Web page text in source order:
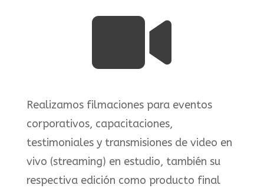

Realizamos filmaciones para eventos
corporativos, capacitaciones,
testimoniales y transmisiones de video en
vivo (streaming) en estudio, también su
respectiva edición como producto final